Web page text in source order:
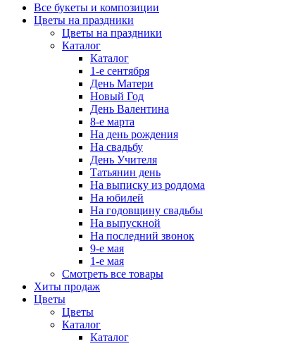
Все букеты и композиции
Цветы на праздники
Цветы на праздники
Каталог
Каталог
1-е сентября
День Матери
Новый Год
День Валентина
8-е марта
На день рождения
На свадьбу
День Учителя
Татьянин день
На выписку из роддома
На юбилей
На годовщину свадьбы
На выпускной
На последний звонок
9-е мая
1-е мая
Смотреть все товары
Хиты продаж
Цветы
Цветы
Каталог
Каталог